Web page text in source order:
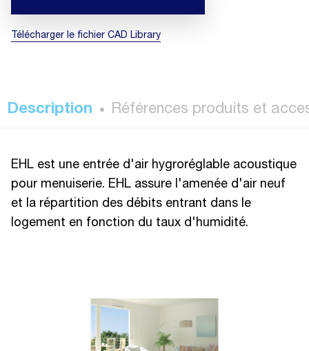
Télécharger le fichier CAD Library
Description Références produits et
EHL est une entrée d'air hygroréglable acoustique
pour menuiserie. EHL assure l'amenée d'air neuf
et la répartition des débits entrant dans le
logement en fonction du taux d'humidité.